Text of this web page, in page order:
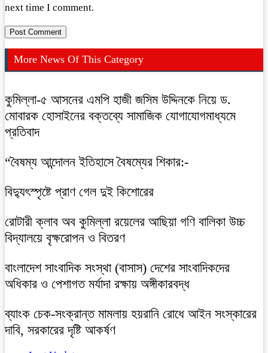
next time I comment.
More News Of This Category
কুমিল্লা-৫ আসনের এমপি হাজী জসিম উদ্দিনকে নিয়ে ড.
মোবারক হোসাইনের বক্তব্যে সামাজিক যোগাযোগমাধ্যমে
প্রতিবাদ
“বৈষম্য আন্দোলন ইতিহাসে বৈষম্যের শিকার:-
বিদ্যুৎস্পৃষ্টে প্রাণ গেল দুই কিশোরের
রোটারী ক্লাব অব কুমিল্লা রয়েলের আছিয়া গণি বালিকা উচ্চ
বিদ্যালয়ে বৃক্ষরোপন ও বিতরণ
বাংলাদেশ সাংবাদিক সংস্থা (বাসাস) দেশের সাংবাদিকদের
অধিকার ও পেশাগত মর্যাদা রক্ষায় অঙ্গীকারবদ্ধ
ব্যাংক চেক-সংক্রান্ত মামলায় হয়রানি রোধে আইন সংস্কারের
দাবি, সরকারের দৃষ্টি আকর্ষণ